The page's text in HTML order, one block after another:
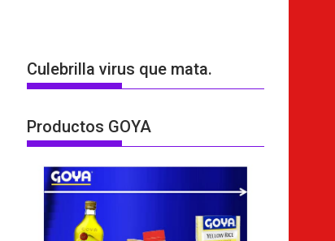
Culebrilla virus que mata.
Productos GOYA